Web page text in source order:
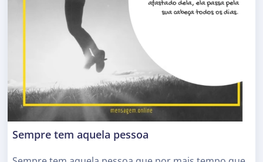
Sempre tem aquela pessoa